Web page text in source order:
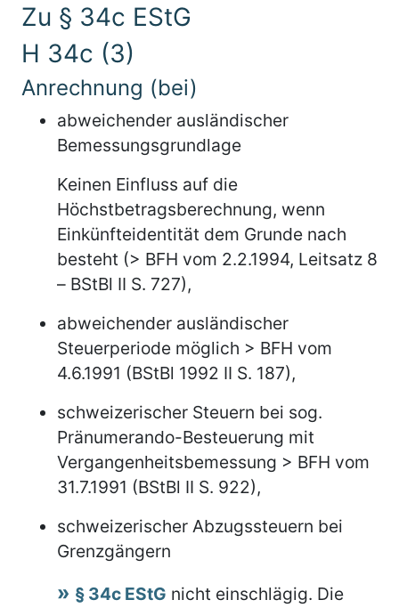
Zu § 34c EStG
H 34c (3)
Anrechnung (bei)
abweichender ausländischer
Bemessungsgrundlage
Keinen Einfluss auf die
Höchstbetragsberechnung, wenn
Einkünfteidentität dem Grunde nach
besteht (> BFH vom 2.2.1994, Leitsatz 8
– BStBl II S. 727),
abweichender ausländischer
Steuerperiode möglich > BFH vom
4.6.1991 (BStBl 1992 II S. 187),
schweizerischer Steuern bei sog.
Pränumerando-Besteuerung mit
Vergangenheitsbemessung > BFH vom
31.7.1991 (BStBl II S. 922),
schweizerischer Abzugssteuern bei
Grenzgängern
§ 34c EStG nicht einschlägig. Die